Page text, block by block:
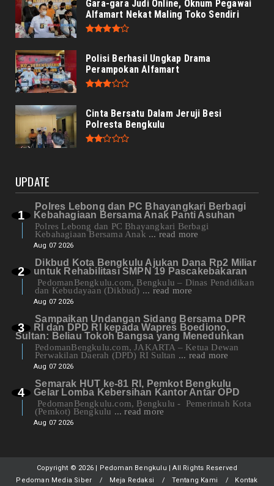
Gara-gara Judi Online, Oknum Pegawai
Alfamart Nekat Maling Toko Sendiri
Polisi Berhasil Ungkap Drama
Perampokan Alfamart
Cinta Bersatu Dalam Jeruji Besi
Polresta Bengkulu
UPDATE
Polres Lebong dan PC Bhayangkari Berbagi
Kebahagiaan Bersama Anak Panti Asuhan
Polres Lebong dan PC Bhayangkari Berbagi
Kebahagiaan Bersama Anak ... read more
Aug 07 2026
Dikbud Kota Bengkulu Ajukan Dana Rp2 Miliar
untuk Rehabilitasi SMPN 19 Pascakebakaran
PedomanBengkulu.com, Bengkulu – Dinas Pendidikan
dan Kebudayaan (Dikbud) ... read more
Aug 07 2026
Sampaikan Undangan Sidang Bersama DPR
RI dan DPD RI kepada Wapres Boediono,
Sultan: Beliau Tokoh Bangsa yang Meneduhkan
PedomanBengkulu.com, JAKARTA – Ketua Dewan
Perwakilan Daerah (DPD) RI Sultan ... read more
Aug 07 2026
Semarak HUT ke-81 RI, Pemkot Bengkulu
Gelar Lomba Kebersihan Kantor Antar OPD
PedomanBengkulu.com, Bengkulu - Pemerintah Kota
(Pemkot) Bengkulu ... read more
Aug 07 2026
Copyright © 2026 | Pedoman Bengkulu | All Rights Reserved
Pedoman Media Siber
Meja Redaksi Tentang Kami Kontak